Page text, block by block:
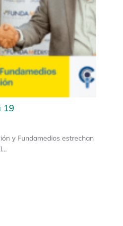
19
y Fundamedios estrechan